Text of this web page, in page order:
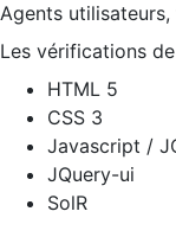
Agents
Les vérifications
HTML 5
CSS 3
Javascript /
JQuery-ui
SolR